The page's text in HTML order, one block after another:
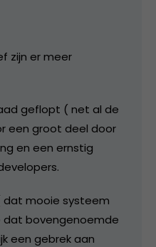
zijn er meer
geflopt ( net al de
een groot deel door
en een ernstig
dat mooie systeem
dat bovengenoemde
een gebrek aan